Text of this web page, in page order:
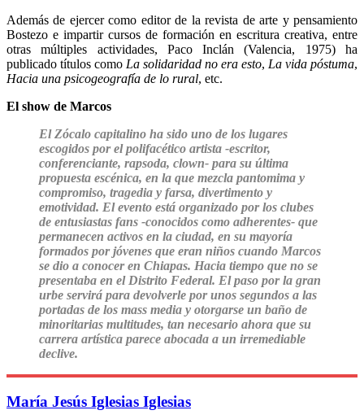
Además de ejercer como editor de la revista de arte y pensamiento
Bostezo e impartir cursos de formación en escritura creativa, entre
otras múltiples actividades, Paco Inclán (Valencia, 1975) ha
publicado títulos como La solidaridad no era esto, La vida póstuma,
Hacia una psicogeografía de lo rural, etc.
El show de Marcos
El Zócalo capitalino ha sido uno de los lugares
escogidos por el polifacético artista -escritor,
conferenciante, rapsoda, clown- para su última
propuesta escénica, en la que mezcla pantomima y
compromiso, tragedia y farsa, divertimento y
emotividad. El evento está organizado por los clubes
de entusiastas fans -conocidos como adherentes- que
permanecen activos en la ciudad, en su mayoría
formados por jóvenes que eran niños cuando Marcos
se dio a conocer en Chiapas. Hacia tiempo que no se
presentaba en el Distrito Federal. El paso por la gran
urbe servirá para devolverle por unos segundos a las
portadas de los mass media y otorgarse un baño de
minoritarias multitudes, tan necesario ahora que su
carrera artística parece abocada a un irremediable
declive.
María Jesús Iglesias Iglesias